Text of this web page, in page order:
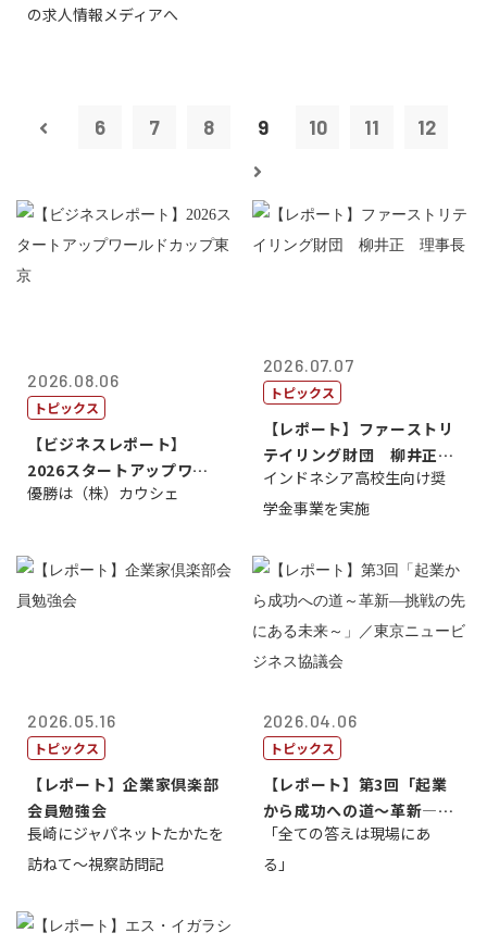
の求人情報メディアへ
6 7 8 9 10 11 12
2026.08.06
トピックス
【ビジネスレポート】
2026スタートアップワー
ルドカップ東京
優勝は（株）カウシェ
2026.07.07
トピックス
【レポート】ファーストリ
テイリング財団 柳井正
理事長
インドネシア高校生向け奨
学金事業を実施
2026.05.16
トピックス
【レポート】企業家倶楽部
会員勉強会
長崎にジャパネットたかたを
訪ねて～視察訪問記
2026.04.06
トピックス
【レポート】第3回「起業
から成功への道～革新―挑
戦の先にある...
「全ての答えは現場にあ
る」